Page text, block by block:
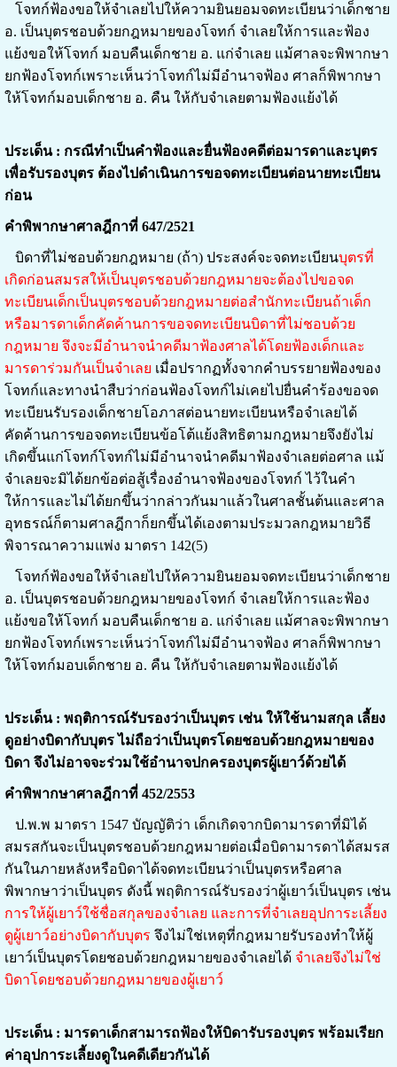
โจทก์ฟ้องขอให้จำเลยไปให้ความยินยอมจดทะเบียนว่าเด็กชาย
อ. เป็นบุตรชอบด้วยกฎหมายของโจทก์ จำเลยให้การและฟ้อง
แย้งขอให้โจทก์ มอบคืนเด็กชาย อ. แก่จำเลย แม้ศาลจะพิพากษา
ยกฟ้องโจทก์เพราะเห็นว่าโจทก์ไม่มีอำนาจฟ้อง ศาลก็พิพากษา
ให้โจทก์มอบเด็กชาย อ. คืน ให้กับจำเลยตามฟ้องแย้งได้
ประเด็น : กรณีทำเป็นคำฟ้องและยื่นฟ้องคดีต่อมารดาและบุตร
เพื่อรับรองบุตร ต้องไปดำเนินการขอจดทะเบียนต่อนายทะเบียน
ก่อน
คำพิพากษาศาลฎีกาที่ 647/2521
บิดาที่ไม่ชอบด้วยกฎหมาย (ถ้า) ประสงค์จะจดทะเบียนบุตรที่
เกิดก่อนสมรสให้เป็นบุตรชอบด้วยกฎหมายจะต้องไปขอจด
ทะเบียนเด็กเป็นบุตรชอบด้วยกฎหมายต่อสำนักทะเบียนถ้าเด็ก
หรือมารดาเด็กคัดค้านการขอจดทะเบียนบิดาที่ไม่ชอบด้วย
กฎหมาย จึงจะมีอำนาจนำคดีมาฟ้องศาลได้โดยฟ้องเด็กและ
มารดาร่วมกันเป็นจำเลย เมื่อปรากฏทั้งจากคำบรรยายฟ้องของ
โจทก์และทางนำสืบว่าก่อนฟ้องโจทก์ไม่เคยไปยื่นคำร้องขอจด
ทะเบียนรับรองเด็กชายโอภาสต่อนายทะเบียนหรือจำเลยได้
คัดค้านการขอจดทะเบียนข้อโต้แย้งสิทธิตามกฎหมายจึงยังไม่
เกิดขึ้นแก่โจทก์โจทก์ไม่มีอำนาจนำคดีมาฟ้องจำเลยต่อศาล แม้
จำเลยจะมิได้ยกข้อต่อสู้เรื่องอำนาจฟ้องของโจทก์ ไว้ในคำ
ให้การและไม่ได้ยกขึ้นว่ากล่าวกันมาแล้วในศาลชั้นต้นและศาล
อุทธรณ์ก็ตามศาลฎีกาก็ยกขึ้นได้เองตามประมวลกฎหมายวิธี
พิจารณาความแพ่ง มาตรา 142(5)
โจทก์ฟ้องขอให้จำเลยไปให้ความยินยอมจดทะเบียนว่าเด็กชาย
อ. เป็นบุตรชอบด้วยกฎหมายของโจทก์ จำเลยให้การและฟ้อง
แย้งขอให้โจทก์ มอบคืนเด็กชาย อ. แก่จำเลย แม้ศาลจะพิพากษา
ยกฟ้องโจทก์เพราะเห็นว่าโจทก์ไม่มีอำนาจฟ้อง ศาลก็พิพากษา
ให้โจทก์มอบเด็กชาย อ. คืน ให้กับจำเลยตามฟ้องแย้งได้
ประเด็น : พฤติการณ์รับรองว่าเป็นบุตร เช่น ให้ใช้นามสกุล เลี้ยง
ดูอย่างบิดากับบุตร ไม่ถือว่าเป็นบุตรโดยชอบด้วยกฎหมายของ
บิดา จึงไม่อาจจะร่วมใช้อำนาจปกครองบุตรผู้เยาว์ด้วยได้
คำพิพากษาศาลฎีกาที่ 452/2553
ป.พ.พ มาตรา 1547 บัญญัติว่า เด็กเกิดจากบิดามารดาที่มิได้
สมรสกันจะเป็นบุตรชอบด้วยกฎหมายต่อเมื่อบิดามารดาได้สมรส
กันในภายหลังหรือบิดาได้จดทะเบียนว่าเป็นบุตรหรือศาล
พิพากษาว่าเป็นบุตร ดังนี้ พฤติการณ์รับรองว่าผู้เยาว์เป็นบุตร เช่น
การให้ผู้เยาว์ใช้ชื่อสกุลของจำเลย และการที่จำเลยอุปการะเลี้ยง
ดูผู้เยาว์อย่างบิดากับบุตร จึงไม่ใช่เหตุที่กฎหมายรับรองทำให้ผู้
เยาว์เป็นบุตรโดยชอบด้วยกฎหมายของจำเลยได้ จำเลยจึงไม่ใช่
บิดาโดยชอบด้วยกฎหมายของผู้เยาว์
ประเด็น : มารดาเด็กสามารถฟ้องให้บิดารับรองบุตร พร้อมเรียก
ค่าอุปการะเลี้ยงดูในคดีเดียวกันได้